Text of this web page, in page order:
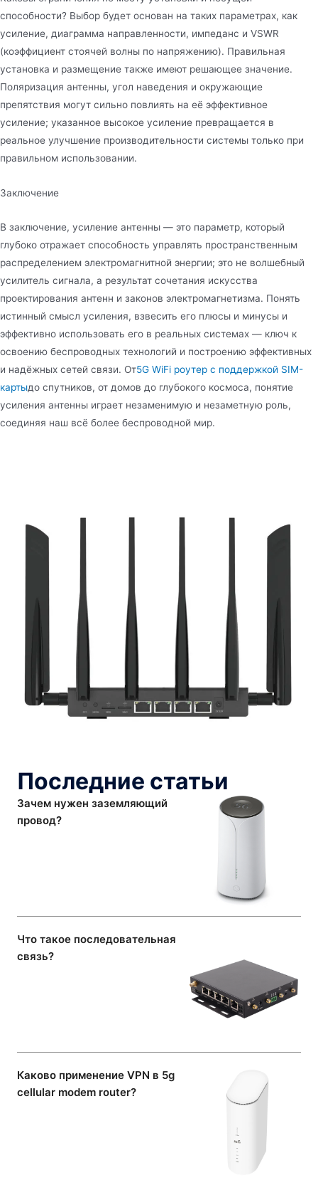
способности? Выбор будет основан на таких параметрах, как
усиление, диаграмма направленности, импеданс и VSWR
(коэффициент стоячей волны по напряжению). Правильная
установка и размещение также имеют решающее значение.
Поляризация антенны, угол наведения и окружающие
препятствия могут сильно повлиять на её эффективное
усиление; указанное высокое усиление превращается в
реальное улучшение производительности системы только при
правильном использовании.
Заключение
В заключение, усиление антенны — это параметр, который
глубоко отражает способность управлять пространственным
распределением электромагнитной энергии; это не волшебный
усилитель сигнала, а результат сочетания искусства
проектирования антенн и законов электромагнетизма. Понять
истинный смысл усиления, взвесить его плюсы и минусы и
эффективно использовать его в реальных системах — ключ к
освоению беспроводных технологий и построению эффективных
и надёжных сетей связи. От5G WiFi роутер с поддержкой SIM-
картыдо спутников, от домов до глубокого космоса, понятие
усиления антенны играет незаменимую и незаметную роль,
соединяя наш всё более беспроводной мир.
Последние статьи
Зачем нужен заземляющий
провод?
Что такое последовательная
связь?
Каково применение VPN в 5g
cellular modem router?